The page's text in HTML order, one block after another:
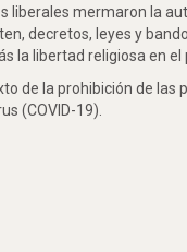
liberales mermaron la
decretos, leyes y
la libertad religiosa en el
de la prohibición de
(COVID-19).